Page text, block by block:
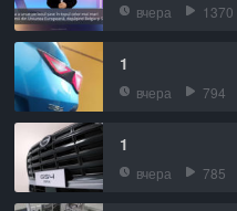
вчера 1370
1
вчера 794
1
вчера 785